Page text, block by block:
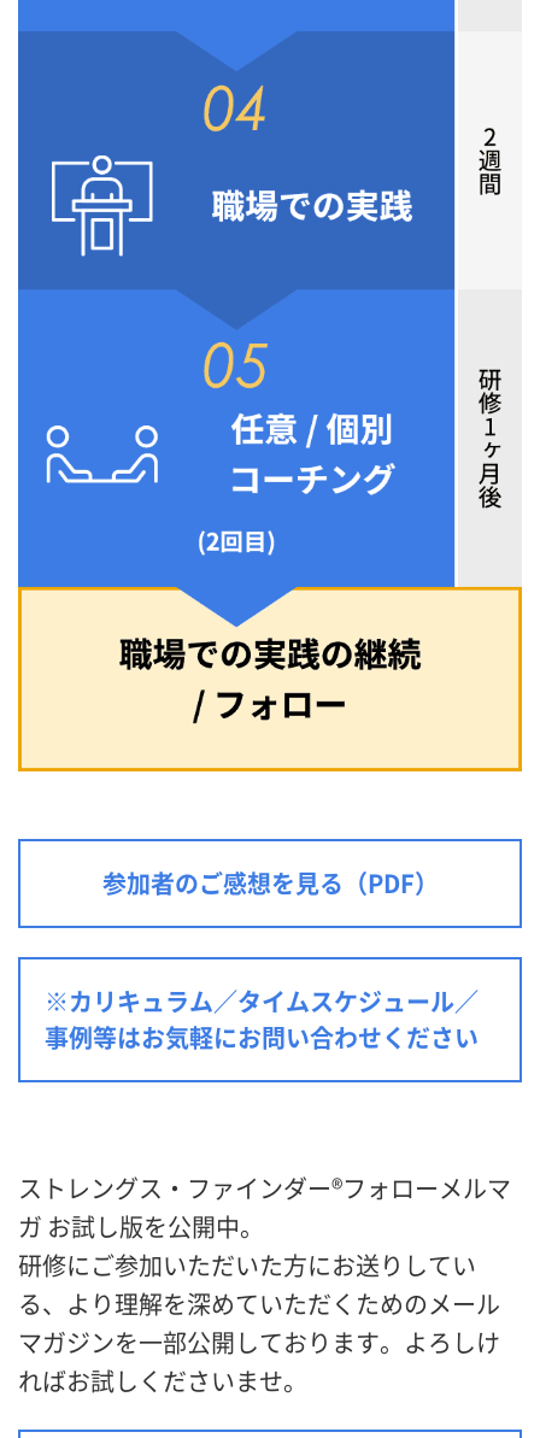
参加者のご感想を見る（PDF）
※カリキュラム／タイムスケジュール／
事例等はお気軽にお問い合わせください
ストレングス・ファインダー®フォローメルマ
ガ お試し版を公開中。
研修にご参加いただいた方にお送りしてい
る、より理解を深めていただくためのメール
マガジンを一部公開しております。よろしけ
ればお試しくださいませ。